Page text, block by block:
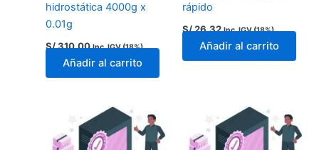
hidrostática 4000g x
0.01g
S/310.00 Inc. IGV (18%)
Añadir al carrito
rápido
S/26.32 Inc. IGV (18%)
Añadir al carrito